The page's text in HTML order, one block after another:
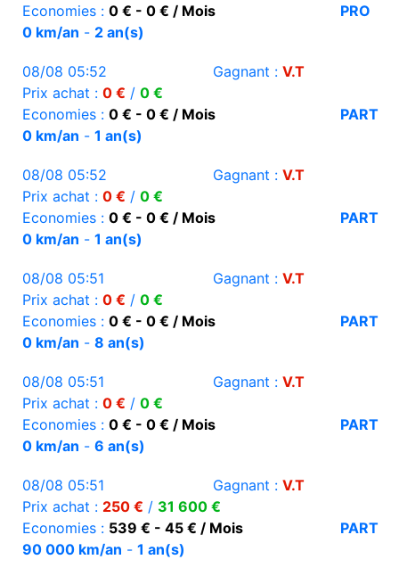
Economies : 0 € - 0 € / Mois
PRO
0 km/an - 2 an(s)
08/08 05:52 Gagnant : V.T
Prix achat : 0 € / 0 €
Economies : 0 € - 0 € / Mois
PART
0 km/an - 1 an(s)
08/08 05:52 Gagnant : V.T
Prix achat : 0 € / 0 €
Economies : 0 € - 0 € / Mois
PART
0 km/an - 1 an(s)
08/08 05:51 Gagnant : V.T
Prix achat : 0 € / 0 €
Economies : 0 € - 0 € / Mois
PART
0 km/an - 8 an(s)
08/08 05:51 Gagnant : V.T
Prix achat : 0 € / 0 €
Economies : 0 € - 0 € / Mois
PART
0 km/an - 6 an(s)
08/08 05:51 Gagnant : V.T
Prix achat : 250 € / 31 600 €
Economies : 539 € - 45 € / Mois
PART
90 000 km/an - 1 an(s)